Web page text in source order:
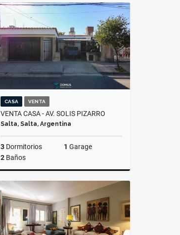
Alquiler
$600.000
CASA VENTA
VENTA CASA - AV. SOLIS PIZARRO
Salta, Salta, Argentina
3 Dormitorios 1 Garage
2 Baños
Venta
US$80,000